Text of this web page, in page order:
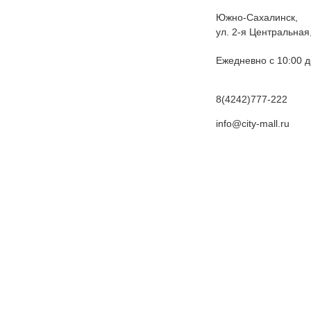
Южно-Сахалинск,
ул. 2-я
Ежедневно с 10:00
8(4242)777-222
info@city-mall.ru